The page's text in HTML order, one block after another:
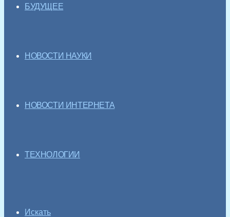
БУДУЩЕЕ
НОВОСТИ НАУКИ
НОВОСТИ ИНТЕРНЕТА
ТЕХНОЛОГИИ
Искать